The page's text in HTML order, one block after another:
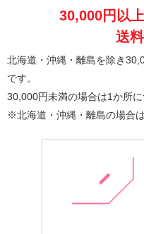
30,000円以
送
北海道・沖縄・離島を除き
です。
30,000円未満の場合は1か所
※北海道・沖縄・離島の場合